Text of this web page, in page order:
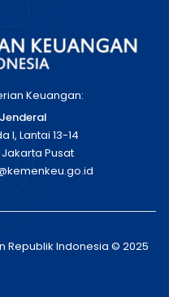
Keuangan:
I, Lantai 13-14
Jakarta Pusat
Republik Indonesia © 2025